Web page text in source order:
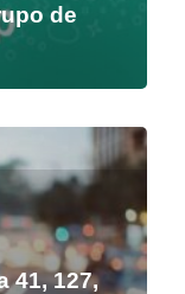
de
41, 127,